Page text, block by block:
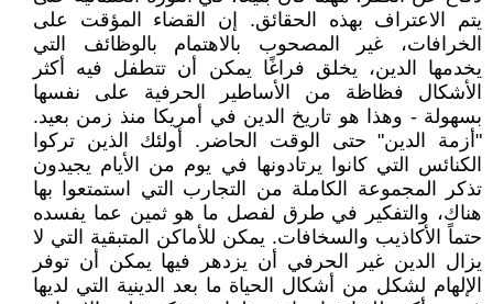
يتم الاعتراف بهذه الحقائق. إن القضاء المؤقت على
الخرافات، غير المصحوب بالاهتمام بالوظائف التي
يخدمها الدين، يخلق فراغًا يمكن أن تتطفل فيه أكثر
الأشكال فظاظة من الأساطير الحرفية على نفسها
بسهولة - وهذا هو تاريخ الدين في أمريكا منذ زمن بعيد.
"أزمة الدين" حتى الوقت الحاضر. أولئك الذين تركوا
الكنائس التي كانوا يرتادونها في يوم من الأيام يجيدون
تذكر المجموعة الكاملة من التجارب التي استمتعوا بها
هناك، والتفكير في طرق لفصل ما هو ثمين عما يفسده
حتماً الأكاذيب والسخافات. يمكن للأماكن المتبقية التي لا
يزال الدين غير الحرفي أن يزدهر فيها يمكن أن توفر
الإلهام لشكل من أشكال الحياة ما بعد الدينية التي لديها